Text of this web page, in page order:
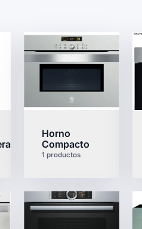
Horno
Compacto
1 productos